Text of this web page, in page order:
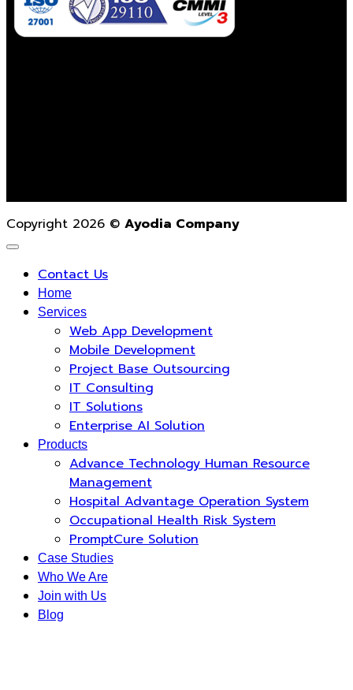
Copyright 2026 © Ayodia Company
Contact Us
Home
Services
Web App Development
Mobile Development
Project Base Outsourcing
IT Consulting
IT Solutions
Enterprise AI Solution
Products
Advance Technology Human Resource
Management
Hospital Advantage Operation System
Occupational Health Risk System
PromptCure Solution
Case Studies
Who We Are
Join with Us
Blog